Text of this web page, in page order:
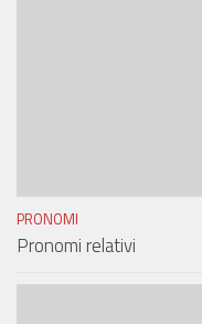
PRONOMI
Pronomi relativi